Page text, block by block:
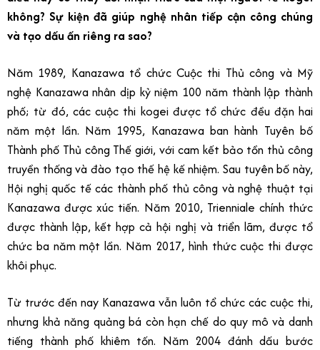
không? Sự kiện đã giúp nghệ nhân tiếp cận công chúng
và tạo dấu ấn riêng ra sao?
Năm 1989, Kanazawa tổ chức Cuộc thi Thủ công và Mỹ
nghệ Kanazawa nhân dịp kỷ niệm 100 năm thành lập thành
phố; từ đó, các cuộc thi kogei được tổ chức đều đặn hai
năm một lần. Năm 1995, Kanazawa ban hành Tuyên bố
Thành phố Thủ công Thế giới, với cam kết bảo tồn thủ công
truyền thống và đào tạo thế hệ kế nhiệm. Sau tuyên bố này,
Hội nghị quốc tế các thành phố thủ công và nghệ thuật tại
Kanazawa được xúc tiến. Năm 2010, Trienniale chính thức
được thành lập, kết hợp cả hội nghị và triển lãm, được tổ
chức ba năm một lần. Năm 2017, hình thức cuộc thi được
khôi phục.
Từ trước đến nay Kanazawa vẫn luôn tổ chức các cuộc thi,
nhưng khả năng quảng bá còn hạn chế do quy mô và danh
tiếng thành phố khiêm tốn. Năm 2004 đánh dấu bước